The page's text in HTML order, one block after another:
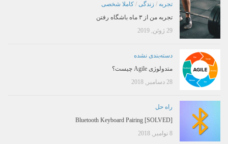
تجربه / زندگی / کاملا شخصی
تجربه من از ۳ ماه باشگاه رفتن
29 ژوئن, 2019
دسته‌بندی نشده
متدولوژی Agile چیست؟
28 دسامبر, 2018
راه حل
[SOLVED] Bluetooth Keyboard Pairing
8 نوامبر, 2018